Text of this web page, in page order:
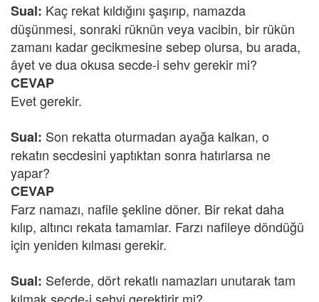
Sual: Kaç rekat kıldığını şaşırıp, namazda
düşünmesi, sonraki rüknün veya vacibin, bir rükün
zamanı kadar gecikmesine sebep olursa, bu arada,
âyet ve dua okusa secde-i sehv gerekir mi?
CEVAP
Evet gerekir.
Sual: Son rekatta oturmadan ayağa kalkan, o
rekatın secdesini yaptıktan sonra hatırlarsa ne
yapar?
CEVAP
Farz namazı, nafile şekline döner. Bir rekat daha
kılıp, altıncı rekata tamamlar. Farzı nafileye döndüğü
için yeniden kılması gerekir.
Sual: Seferde, dört rekatlı namazları unutarak tam